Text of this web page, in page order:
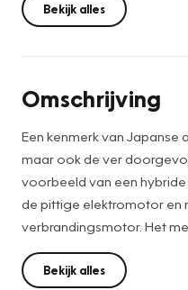
Bekijk alles
Omschrijving
Een kenmerk van Japanse
maar ook de ver
voorbeeld van een
de pittige elektromotor en
verbrandingsmotor. Het
deze auto een
de comfortabele stoelen.
Bekijk alles